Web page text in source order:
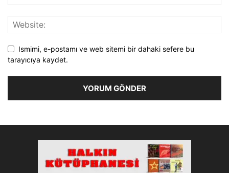
Ismimi, e-postamı ve web sitemi bir dahaki sefere bu
tarayıcıya kaydet.